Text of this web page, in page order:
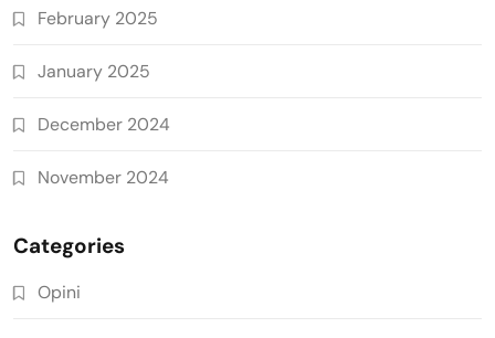
February 2025
January 2025
December 2024
November 2024
Categories
Opini